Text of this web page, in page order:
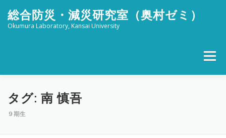
キ
総合防災・減災研究室（奥村ゼミ）
Okumura Laboratory, Kansai University
メニュー
ホーム メンバー
タグ: 南 慎吾
９期生